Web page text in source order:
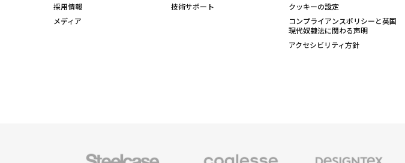
採用情報
メディア
技術サポート
クッキーの設定
コンプライアンスポリシーと英国
現代奴隷法に関わる声明
アクセシビリティ方針
Steelcase